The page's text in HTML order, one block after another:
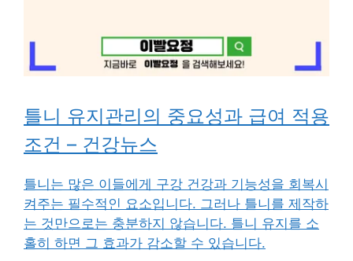
틀니 유지관리의 중요성과 급여 적용
조건 – 건강뉴스
틀니는 많은 이들에게 구강 건강과 기능성을 회복시
켜주는 필수적인 요소입니다. 그러나 틀니를 제작하
는 것만으로는 충분하지 않습니다. 틀니 유지를 소
홀히 하면 그 효과가 감소할 수 있습니다.